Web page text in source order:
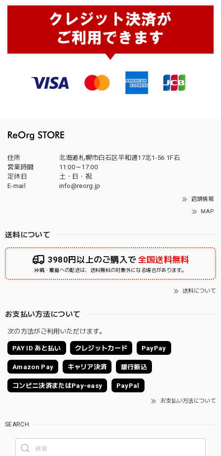
住所
北海道札幌市白石区平和通17北1-56 1F右
営業時間
11:00～17:00
定休日
土・日・祝
E-mail
info@reorg.jp
店舗情報
MAP
送料について
3980円以上のご購入で 全国送料無料
沖縄・離島への配送は、送料無料の対象外になる場合があります。
送料について
お支払い方法について
次の方法がご利用いただけます。
PAY ID あと払い クレジットカード PayPay
Amazon Pay キャリア決済 銀行振込
コンビニ決済またはPay-easy PayPal
お支払い方法について
SEARCH